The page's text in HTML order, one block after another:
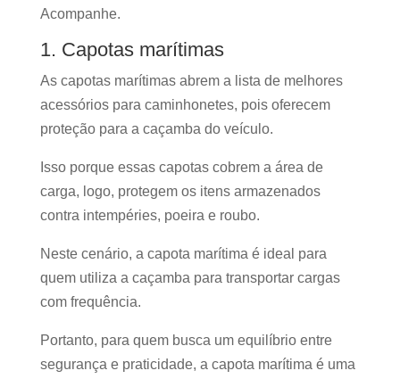
Acompanhe.
1. Capotas marítimas
As capotas marítimas abrem a lista de melhores
acessórios para caminhonetes, pois oferecem
proteção para a caçamba do veículo.
Isso porque essas capotas cobrem a área de
carga, logo, protegem os itens armazenados
contra intempéries, poeira e roubo.
Neste cenário, a capota marítima é ideal para
quem utiliza a caçamba para transportar cargas
com frequência.
Portanto, para quem busca um equilíbrio entre
segurança e praticidade, a capota marítima é uma